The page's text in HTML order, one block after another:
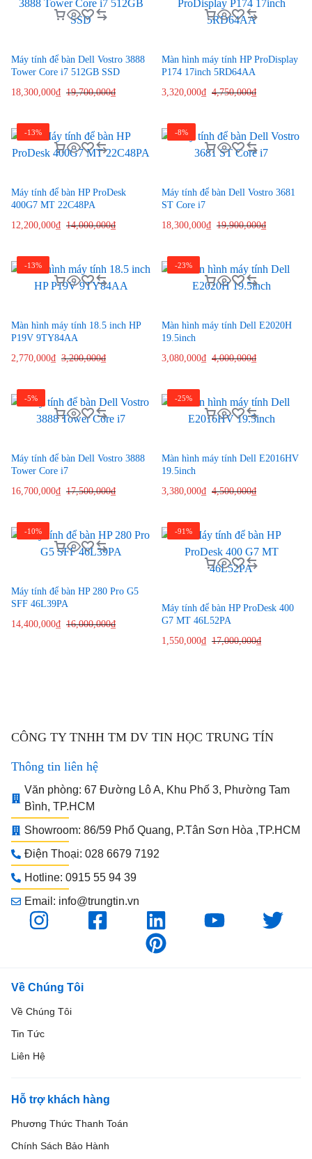
Máy tính để bàn Dell Vostro 3888
Tower Core i7 512GB SSD
18,300,000₫ 19,700,000₫
Màn hình máy tính HP ProDisplay
P174 17inch 5RD64AA
3,320,000₫ 4,750,000₫
-13%
Máy tính để bàn HP ProDesk
400G7 MT 22C48PA
12,200,000₫ 14,000,000₫
-8%
Máy tính để bàn Dell Vostro 3681
ST Core i7
18,300,000₫ 19,900,000₫
-13%
Màn hình máy tính 18.5 inch HP
P19V 9TY84AA
2,770,000₫ 3,200,000₫
-23%
Màn hình máy tính Dell E2020H
19.5inch
3,080,000₫ 4,000,000₫
-5%
Máy tính để bàn Dell Vostro 3888
Tower Core i7
16,700,000₫ 17,500,000₫
-25%
Màn hình máy tính Dell E2016HV
19.5inch
3,380,000₫ 4,500,000₫
-10%
Máy tính để bàn HP 280 Pro G5
SFF 46L39PA
14,400,000₫ 16,000,000₫
-91%
Máy tính để bàn HP ProDesk 400
G7 MT 46L52PA
1,550,000₫ 17,000,000₫
CÔNG TY TNHH TM DV TIN HỌC TRUNG TÍN
Thông tin liên hệ
Văn phòng: 67 Đường Lô A, Khu Phố 3, Phường Tam
Bình, TP.HCM
Showroom: 86/59 Phổ Quang, P.Tân Sơn Hòa ,TP.HCM
Điện Thoại: 028 6679 7192
Hotline: 0915 55 94 39
Email: info@trungtin.vn
Về Chúng Tôi
Về Chúng Tôi
Tin Tức
Liên Hệ
Hỗ trợ khách hàng
Phương Thức Thanh Toán
Chính Sách Bảo Hành